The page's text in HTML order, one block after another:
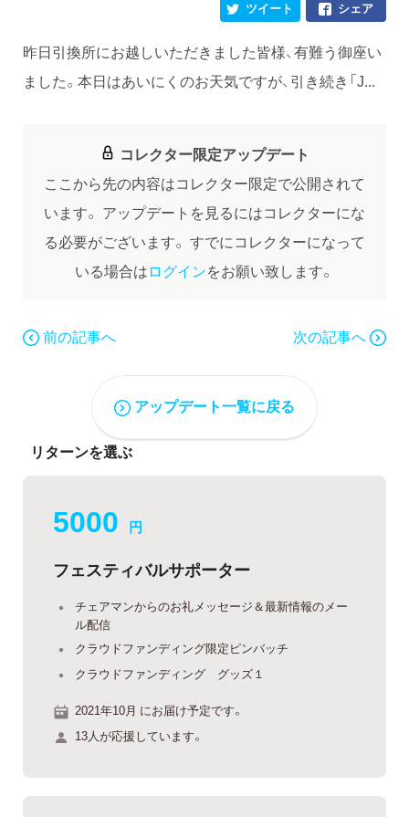
シェア
ツイート
昨日引換所にお越しいただきました皆様、有難う御座い
ました。本日はあいにくのお天気ですが、引き続き「J...
コレクター限定アップデート
ここから先の内容はコレクター限定で公開されて
います。 アップデートを見るにはコレクターにな
る必要がございます。 すでにコレクターになって
いる場合はログインをお願い致します。
前の記事へ 次の記事へ
アップデート一覧に戻る
リターンを選ぶ
5000 円
フェスティバルサポーター
チェアマンからのお礼メッセージ＆最新情報のメー
ル配信
クラウドファンディング限定ピンバッチ
クラウドファンディング グッズ１
2021年10月 にお届け予定です。
13人が応援しています。